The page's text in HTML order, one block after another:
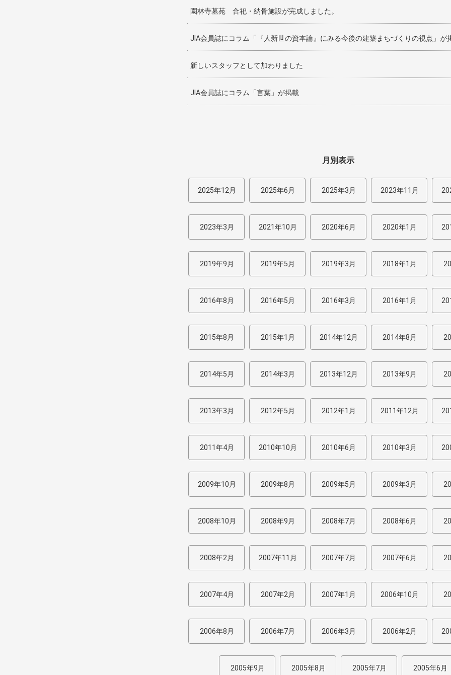
園林寺墓苑 合祀・納骨施設が完成しました。
JIA会員誌にコラム「『人新世の資本論』にみる今後の建築まちづくりの視点」が
新しいスタッフとして加わりました
JIA会員誌にコラム「言葉」が掲載
月別表示
2025年12月 2025年6月 2025年3月 2023年11月
2023年3月 2021年10月 2020年6月 2020年1月
2019年9月 2019年5月 2019年3月 2018年1月
2016年8月 2016年5月 2016年3月 2016年1月
2015年8月 2015年1月 2014年12月 2014年8月
2014年5月 2014年3月 2013年12月 2013年9月
2013年3月 2012年5月 2012年1月 2011年12月
2011年4月 2010年10月 2010年6月 2010年3月
2009年10月 2009年8月 2009年5月 2009年3月
2008年10月 2008年9月 2008年7月 2008年6月
2008年2月 2007年11月 2007年7月 2007年6月
2007年4月 2007年2月 2007年1月 2006年10月
2006年8月 2006年7月 2006年3月 2006年2月
2005年9月 2005年8月 2005年7月 2005年6月